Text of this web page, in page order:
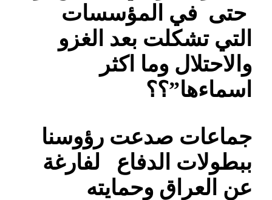
حتى في المؤسسات
التي تشكلت بعد الغزو
والاحتلال وما اكثر
اسماءها”؟؟
جماعات صدعت رؤوسنا
ببطولات الدفاع لفارغة
عن العراق وحمايته